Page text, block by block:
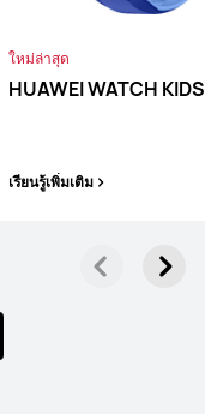
ใหม่ล่าสุด
HUAWEI WATCH
เรียนรู้เพิ่มเติม
FIT 4